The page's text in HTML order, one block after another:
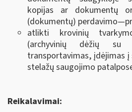
kopijas ar dokumentų
(dokumentų)
atlikti krovinių
(archyvinių dėžių su
transportavimas, įdėjimas į
stelažų saugojimo
Reikalavimai: